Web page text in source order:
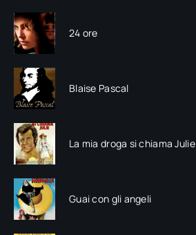
24 ore
Blaise Pascal
La mia droga si chiama Julie
Guai con gli angeli